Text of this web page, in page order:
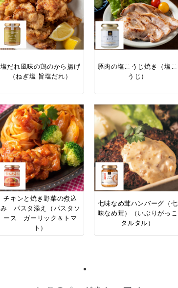
塩だれ風味の鶏のから揚げ
（ねぎ塩 旨塩だれ）
豚肉の塩こうじ焼き（塩こ
うじ）
チキンと焼き野菜の煮込
み パスタ添え（パスタソ
ース ガーリック＆トマ
ト）
七味なめ茸ハンバーグ（七
味なめ茸）（いぶりがっこ
タルタル）